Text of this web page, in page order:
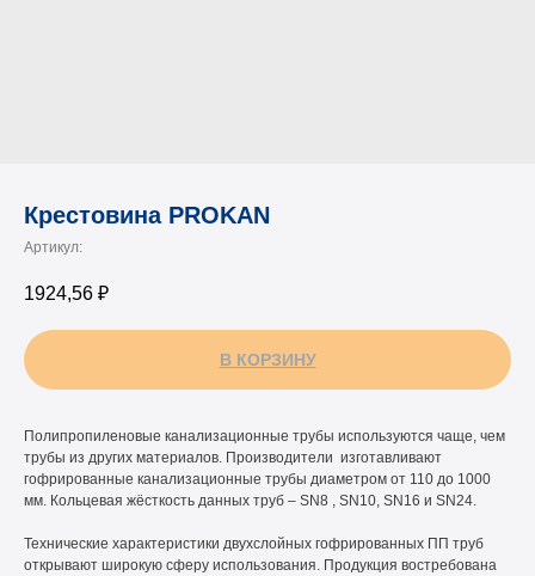
Крестовина PROKAN
Артикул:
1924,56 ₽
В КОРЗИНУ
Полипропиленовые канализационные трубы используются чаще, чем
трубы из других материалов. Производители изготавливают
гофрированные канализационные трубы диаметром от 110 до 1000
мм. Кольцевая жёсткость данных труб – SN8 , SN10, SN16 и SN24.
Технические характеристики двухслойных гофрированных ПП труб
открывают широкую сферу использования. Продукция востребована